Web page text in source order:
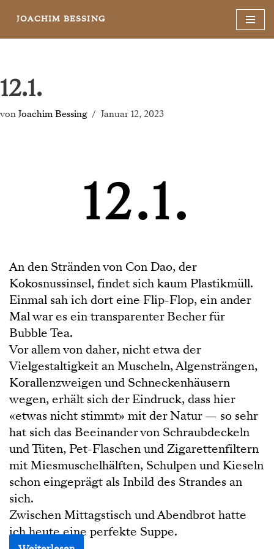
JOACHIM BESSING
12.1.
von Joachim Bessing Januar 12, 2023
12.1.
An den Stränden von Con Dao, der
Kokosnussinsel, findet sich kaum Plastikmüll.
Einmal sah ich dort eine Flip-Flop, ein ander
Mal war es ein transparenter Becher für
Bubble Tea.
Vor allem von daher, nicht etwa der
Vielgestaltigkeit an Muscheln, Algensträngen,
Korallenzweigen und Schneckenhäusern
wegen, erhält sich der Eindruck, dass hier
«etwas nicht stimmt» mit der Natur — so sehr
hat sich das Beeinander von Schraubdeckeln
und Tüten, Pet-Flaschen und Zigarettenfiltern
mit Miesmuschelhälften, Schulpen und Kieseln
schon eingeprägt als Inbild des Strandes an
sich.
Zwischen Mittagstisch und Abendbrot hatte
ich heute eine perfekte Suppe.